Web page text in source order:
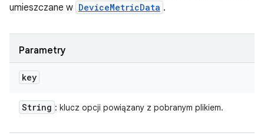
umieszczane w DeviceMetricData .
Parametry
key
String : klucz opcji powiązany z pobranym plikiem.